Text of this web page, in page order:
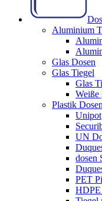
Aluminium
Glas Dosen
Glas Tiegel
Glas
Weiße
Plastik Dosen
Unipot
UN
dosen
PET
HDPE